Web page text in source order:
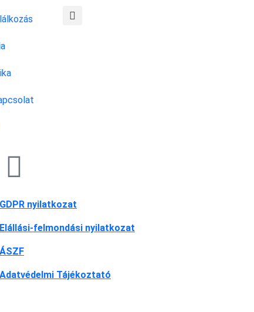
GDPR nyilatkozat
Elállási-felmondási nyilatkozat
ÁSZF
Adatvédelmi Tájékoztató